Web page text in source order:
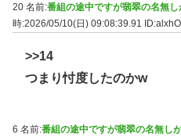
20 名前:番組の途中ですが翡翠の名無
時:2026/05/10(日) 09:08:39.91
>>14
つまり忖度したのかw
6 名前:番組の途中ですが翡翠の名無し